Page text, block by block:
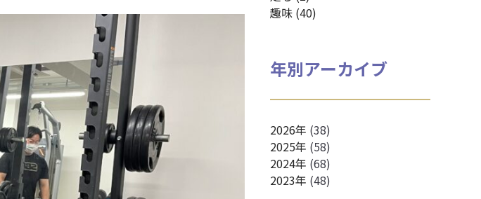
趣味 (40)
年別アーカイブ
2026年 (38)
2025年 (58)
2024年 (68)
2023年 (48)